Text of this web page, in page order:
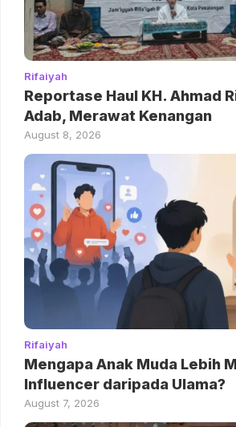
Rifaiyah
Reportase Haul KH. Ahmad
Adab, Merawat Kenangan
August 8, 2026
Rifaiyah
Mengapa Anak Muda Lebih
Influencer daripada Ulama?
August 7, 2026